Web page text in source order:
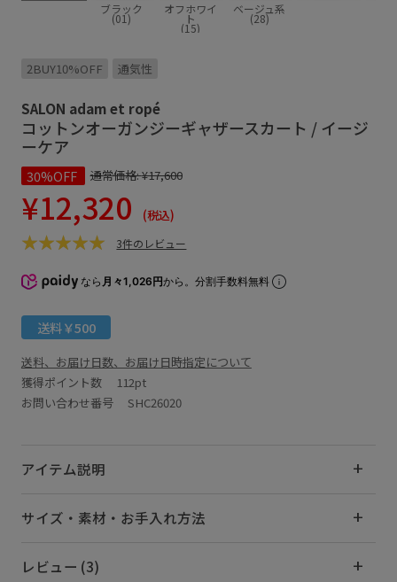
ブラック
(01)
オフホワイ
ト
(15)
ベージュ系
(28)
2BUY10%OFF 通気性
SALON adam et ropé
コットンオーガンジーギャザースカート / イージ
ーケア
30%OFF 通常価格:¥17,600
¥12,320 (税込)
3件のレビュー
なら 月々1,026円から。分割手数料無料
送料￥500
送料、お届け日数、お届け日時指定について
獲得ポイント数 112pt
お問い合わせ番号 SHC26020
アイテム説明
サイズ・素材・お手入れ方法
レビュー (3)